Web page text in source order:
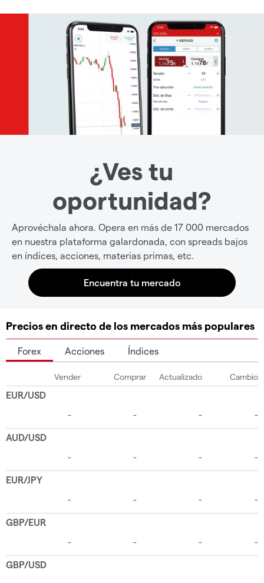
¿Ves tu
oportunidad?
Aprovéchala ahora. Opera en más de 17 000 mercados
en nuestra plataforma galardonada, con spreads bajos
en índices, acciones, materias primas, etc.
Precios en directo de los mercados más populares
Forex Acciones Índices